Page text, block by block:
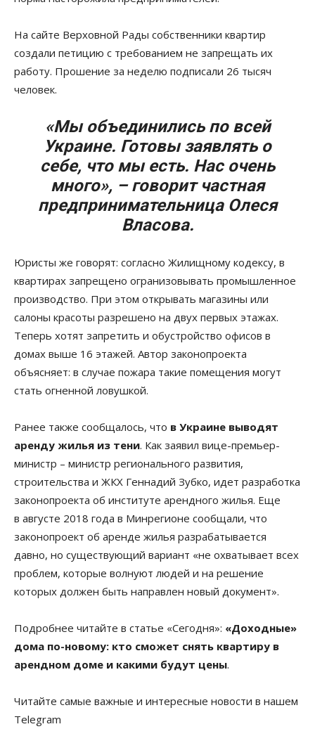
На сайте Верховной Рады собственники квартир
создали петицию с требованием не запрещать их
работу. Прошение за неделю подписали 26 тысяч
человек.
«Мы объединились по всей
Украине. Готовы заявлять о
себе, что мы есть. Нас очень
много», – говорит частная
предпринимательница Олеся
Власова.
Юристы же говорят: согласно Жилищному кодексу, в
квартирах запрещено огранизовывать промышленное
производство. При этом открывать магазины или
салоны красоты разрешено на двух первых этажах.
Теперь хотят запретить и обустройство офисов в
домах выше 16 этажей. Автор законопроекта
объясняет: в случае пожара такие помещения могут
стать огненной ловушкой.
Ранее также сообщалось, что в Украине выводят
аренду жилья из тени. Как заявил вице-премьер-
министр – министр регионального развития,
строительства и ЖКХ Геннадий Зубко, идет разработка
законопроекта об институте арендного жилья. Еще
в августе 2018 года в Минрегионе сообщали, что
законопроект об аренде жилья разрабатывается
давно, но существующий вариант «не охватывает всех
проблем, которые волнуют людей и на решение
которых должен быть направлен новый документ».
Подробнее читайте в статье «Сегодня»: «Доходные»
дома по-новому: кто сможет снять квартиру в
арендном доме и какими будут цены.
Читайте самые важные и интересные новости в нашем
Telegram